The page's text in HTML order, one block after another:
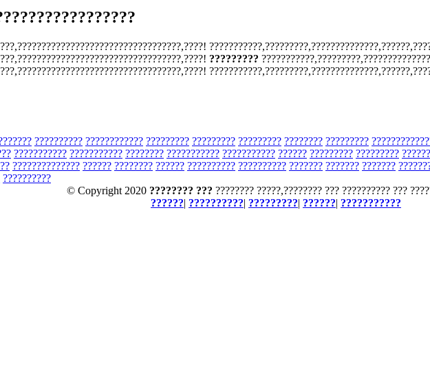
?????????
?????????? ???????????? ????????? ????????? ????????? ???????? ?????????
??????????? ??????????? ???????? ??????????? ??????????? ?????? ????????? ?????????
?????????????? ?????? ???????? ?????? ?????????? ?????????? ??????? ??????? ???????
??????????
© Copyright 2020 ???????? ??? ???????? ?????,???????? ??? ?????????? ???
??????| ??????????| ?????????| ??????| ???????????